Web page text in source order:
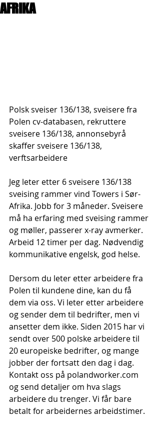
AFRIKA
Polsk sveiser 136/138, sveisere fra
Polen cv-databasen, rekruttere
sveisere 136/138, annonsebyrå
skaffer sveisere 136/138,
verftsarbeidere
Jeg leter etter 6 sveisere 136/138
sveising rammer vind Towers i Sør-
Afrika. Jobb for 3 måneder. Sveisere
må ha erfaring med sveising rammer
og møller, passerer x-ray avmerker.
Arbeid 12 timer per dag. Nødvendig
kommunikative engelsk, god helse.
Dersom du leter etter arbeidere fra
Polen til kundene dine, kan du få
dem via oss. Vi leter etter arbeidere
og sender dem til bedrifter, men vi
ansetter dem ikke. Siden 2015 har vi
sendt over 500 polske arbeidere til
20 europeiske bedrifter, og mange
jobber der fortsatt den dag i dag.
Kontakt oss på polandworker.com
og send detaljer om hva slags
arbeidere du trenger. Vi får bare
betalt for arbeidernes arbeidstimer.